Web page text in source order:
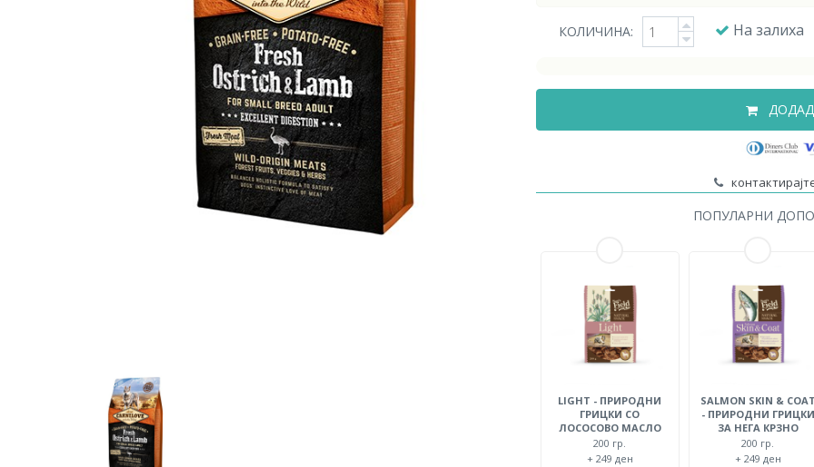
КОЛИЧИНА: На залиха
ПОПУЛАРНИ
LIGHT - ПРИРОДНИ
ГРИЦКИ СО
ЛОСОСОВО МАСЛО
200 гр.
+ 249 ден
SALMON SKIN &
- ПРИРОДНИ ГРИЦКИ
ЗА НЕГА КРЗНО
200 гр.
+ 249 ден